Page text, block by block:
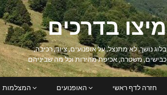
מיצו בדרכים
בלוג נושך, לא מתנצל, על אופנועים, ציוד, רכיבה,
כבישים, משטרה, אכיפת מהירות וכל מה שביניהם
חזרה לדף ראשי האופנועים המצלמות